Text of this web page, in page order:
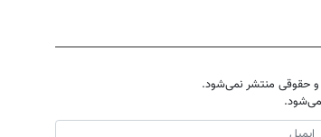
حقوقی منتشر نمی‌شود.